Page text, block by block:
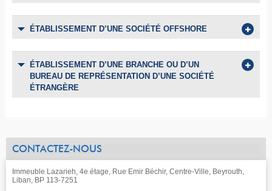
ÉTABLISSEMENT D’UNE SOCIÉTÉ OFFSHORE
ÉTABLISSEMENT D’UNE BRANCHE OU D’UN
BUREAU DE REPRÉSENTATION D’UNE SOCIÉTÉ
ÉTRANGÈRE
CONTACTEZ-NOUS
Immeuble Lazarieh, 4e étage, Rue Emir Béchir, Centre-Ville, Beyrouth,
Liban, BP 113-7251